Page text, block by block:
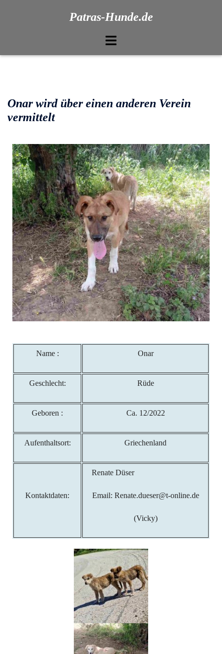
Patras-Hunde.de
Onar wird über einen anderen Verein
vermittelt
Name : Onar
Geschlecht: Rüde
Geboren : Ca. 12/2022
Aufenthaltsort: Griechenland
Kontaktdaten:
Renate Düser
Email: Renate.dueser@t-online.de
(Vicky)